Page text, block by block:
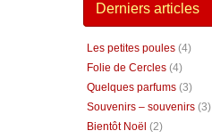
Derniers articles
Les petites poules (4)
Folie de Cercles (4)
Quelques parfums (3)
Souvenirs – souvenirs (3)
Bientôt Noël (2)